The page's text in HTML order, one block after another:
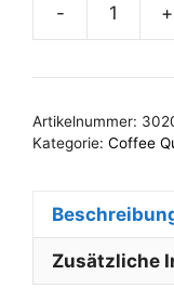
- +
Artikelnummer:
Kategorie: Coffee
Zusätzliche